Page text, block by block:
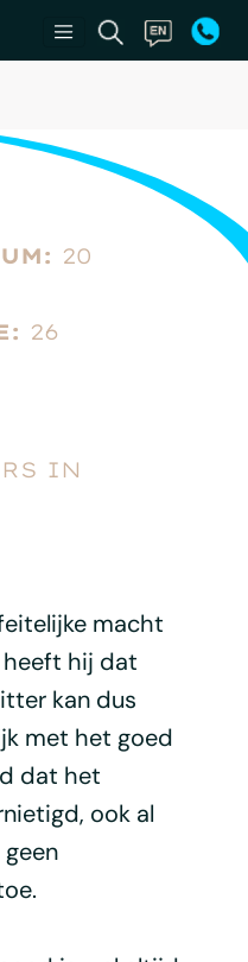
20
26
IN
macht
heeft hij dat
kan dus
met het goed
dat het
ook al